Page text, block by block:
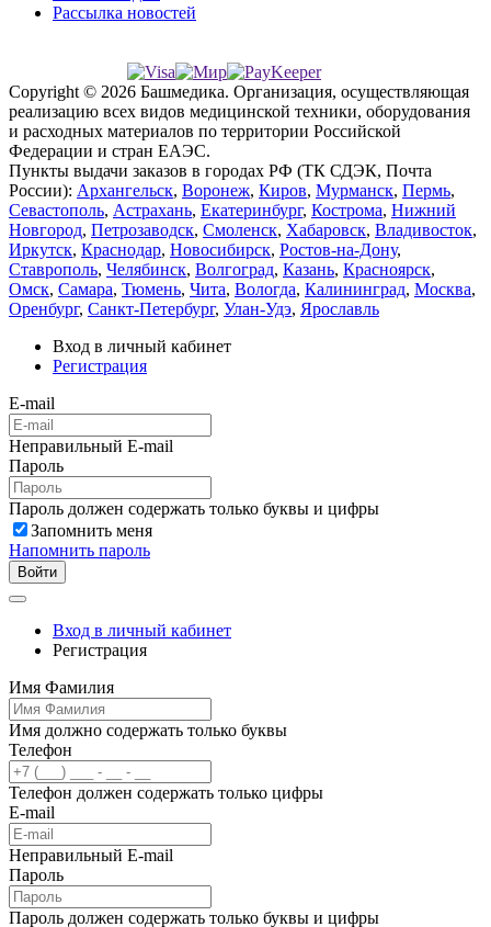
Рассылка новостей
Copyright © 2026 Башмедика. Организация, осуществляющая
реализацию всех видов медицинской техники, оборудования
и расходных материалов по территории Российской
Федерации и стран ЕАЭС.
Пункты выдачи заказов в городах РФ (ТК СДЭК, Почта
России): Архангельск, Воронеж, Киров, Мурманск, Пермь,
Севастополь, Астрахань, Екатеринбург, Кострома, Нижний
Новгород, Петрозаводск, Смоленск, Хабаровск, Владивосток,
Иркутск, Краснодар, Новосибирск, Ростов-на-Дону,
Ставрополь, Челябинск, Волгоград, Казань, Красноярск,
Омск, Самара, Тюмень, Чита, Вологда, Калининград, Москва,
Оренбург, Санкт-Петербург, Улан-Удэ, Ярославль
Вход в личный кабинет
Регистрация
E-mail
Неправильный E-mail
Пароль
Пароль должен содержать только буквы и цифры
Запомнить меня
Напомнить пароль
Войти
Вход в личный кабинет
Регистрация
Имя Фамилия
Имя должно содержать только буквы
Телефон
Телефон должен содержать только цифры
E-mail
Неправильный E-mail
Пароль
Пароль должен содержать только буквы и цифры